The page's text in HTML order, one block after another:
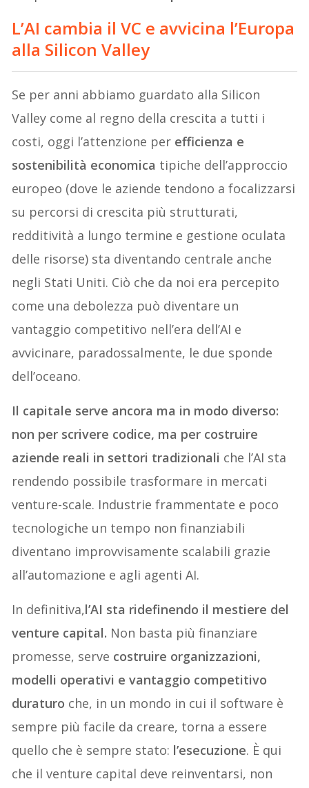
L’AI cambia il VC e avvicina l’Europa
alla Silicon Valley
Se per anni abbiamo guardato alla Silicon
Valley come al regno della crescita a tutti i
costi, oggi l’attenzione per efficienza e
sostenibilità economica tipiche dell’approccio
europeo (dove le aziende tendono a focalizzarsi
su percorsi di crescita più strutturati,
redditività a lungo termine e gestione oculata
delle risorse) sta diventando centrale anche
negli Stati Uniti. Ciò che da noi era percepito
come una debolezza può diventare un
vantaggio competitivo nell’era dell’AI e
avvicinare, paradossalmente, le due sponde
dell’oceano.
Il capitale serve ancora ma in modo diverso:
non per scrivere codice, ma per costruire
aziende reali in settori tradizionali che l’AI sta
rendendo possibile trasformare in mercati
venture-scale. Industrie frammentate e poco
tecnologiche un tempo non finanziabili
diventano improvvisamente scalabili grazie
all’automazione e agli agenti AI.
In definitiva,l’AI sta ridefinendo il mestiere del
venture capital. Non basta più finanziare
promesse, serve costruire organizzazioni,
modelli operativi e vantaggio competitivo
duraturo che, in un mondo in cui il software è
sempre più facile da creare, torna a essere
quello che è sempre stato: l’esecuzione. È qui
che il venture capital deve reinventarsi, non